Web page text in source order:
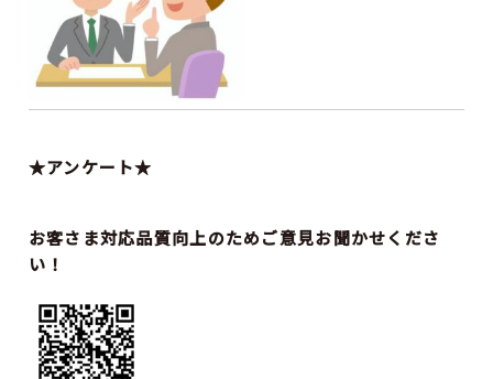
★アンケート★
お客さま対応品質向上のためご意見お聞かせくださ
い！